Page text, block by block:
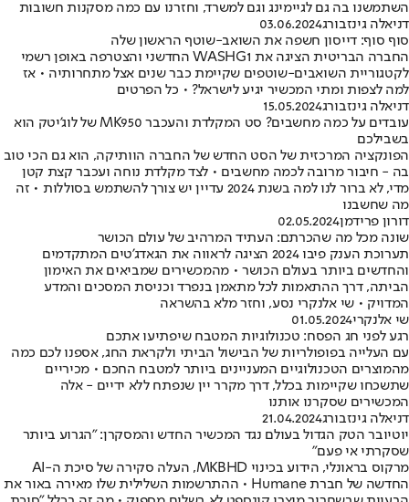
השתמשנו בה גם לגיימינג וגם למשרד, וחזרנו עם כמה מסקנות חשובות
דניאלה גינזבורג03.06.2024
סוף סוף: דייסון חשפה את השואב-שוטף הראשון שלה
החברה הבריטית הציגה את WASHG1 החדשני והצטרפה באופן רשמי
לקטגוריית השואבים-שוטפים שקיימת כבר שנים אצל מתחרותיה • אז
למה לצפות ומתי המכשיר יגיע לישראל? • כל הפרטים
דניאלה גינזבורג15.05.2024
עובדים על כמה מחשבים? סט המקלדת והעכבר MK950 של לוג'יטק הוא
בשבילכם
הפונקציה המרכזית של הסט החדש של החברה הוותיקה, הוא גם הכי טוב
בה - חיבור מרובה לכמה מחשבים • לצד מקלדת נוחה ועכבר קצת קטן
מדי, לא ברור לנו למה בשנת 2024 עדיין יש צורך להשתמש בסוללות • זה
מה שחשבנו
דורון פרידמן02.05.2024
שונה מכל מה שהכרתם: העתיד המרהיב של עולם הכושר
תערוכת הענק פיבו 2024 הציגה לראווה את הגאדג'טים המתקדמים
והחדשים ביותר בעולם הכושר • מהמכשירים שמביאים את האימון
הביתה, דרך ההתאמות לכל מתאמן בנפרד וכניסת המסכים והמדע
המדויק • שי אלנקרי נסע, וחזר מלא בהשראה
שי אלנקרי01.05.2024
רגע לפני חג הפסח: טכנולוגיות המטבח שיפתיעו אתכם
עם העלייה בפופולריות של הבישול הביתי ולקראת החג, אספנו לכם כמה
מהמוצרים הטכנולוגיים המעניינים ביותר למטבח החכם • מכיריים
שתשכחו שקיימות בכלל, דרך מקרר יין שנפתח ללא ידיים - אלה
המכשירים שסקרנו אותנו
דניאלה גינזבורג21.04.2024
יוטיובר הטק הגדול בעולם נגד המכשיר החדש והמסקרן: "הגרוע ביותר
שסקרתי אי פעם"
מרקוס בראונלי, הידוע בכינוי MKBHD, העלה סקירה של סיכת ה-AI
החדשה של חברת Humane • ההתרשמות השלילית שלו מאירה באור את